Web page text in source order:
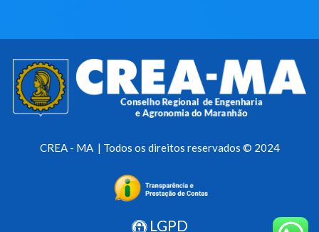
CREA - MA | Todos os direitos reservados © 2024
LGPD